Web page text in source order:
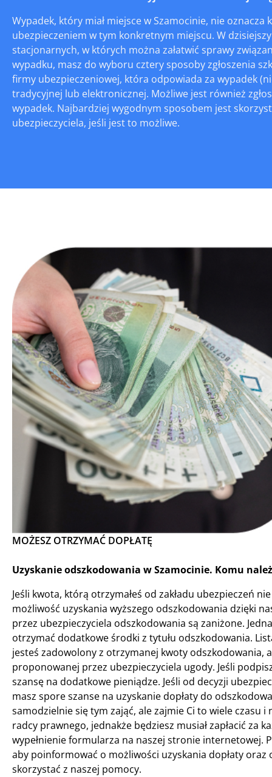
Wypadek, który miał miejsce w Szamocinie, nie
ubezpieczeniem w tym konkretnym miejscu. W
stacjonarnych, w których można załatwić sprawy
wypadku, masz do wyboru cztery sposoby zgłoszenia
firmy ubezpieczeniowej, która odpowiada za wypadek
tradycyjnej lub elektronicznej. Możliwe jest również
wypadek. Najbardziej wygodnym sposobem jest
ubezpieczyciela, jeśli jest to możliwe.
MOŻESZ OTRZYMAĆ DOPŁATĘ
Uzyskanie odszkodowania w Szamocinie. Komu
Jeśli kwota, którą otrzymałeś od zakładu ubezpieczeń
możliwość uzyskania wyższego odszkodowania dzięki
przez ubezpieczyciela odszkodowania są zaniżone.
otrzymać dodatkowe środki z tytułu odszkodowania.
jesteś zadowolony z otrzymanej kwoty odszkodowania,
proponowanej przez ubezpieczyciela ugody. Jeśli
szansę na dodatkowe pieniądze. Jeśli od decyzji
masz spore szanse na uzyskanie dopłaty do
samodzielnie się tym zająć, ale zajmie Ci to wiele czasu
radcy prawnego, jednakże będziesz musiał zapłacić za
wypełnienie formularza na naszej stronie internetowej.
aby poinformować o możliwości uzyskania dopłaty
skorzystać z naszej pomocy.